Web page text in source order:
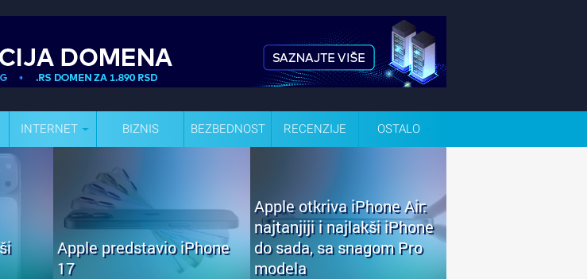
INTERNET BIZNIS BEZBEDNOST RECENZIJE OSTALO
Apple predstavio iPhone
17
Apple otkriva iPhone Air:
najtanjiji i najlakši iPhone
do sada, sa snagom Pro
modela